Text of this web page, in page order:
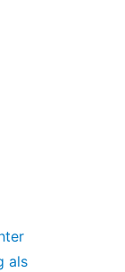
als